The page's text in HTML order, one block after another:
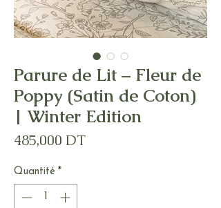
Parure de Lit – Fleur de
Poppy (Satin de Coton)
| Winter Edition
485,000 DTPrix
Quantité *